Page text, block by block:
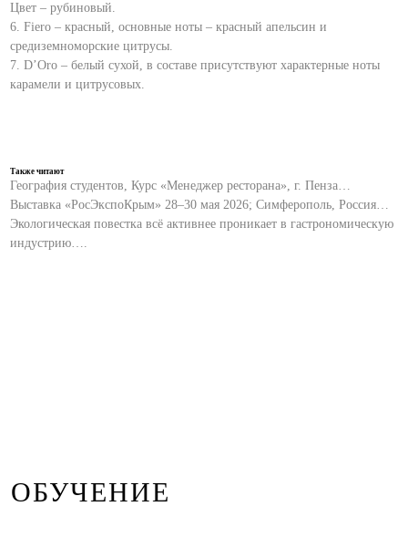
Цвет – рубиновый.­ ­
6. Fiero – красный, основные ноты – красный апельсин и
средиземноморские цитрусы.­
7. D’Oro – белый сухой, в составе присутствуют характерные ноты
карамели и цитрусовых.
Также читают
География студентов, Курс «Менеджер ресторана», г. Пенза…
Выставка «РосЭкспоКрым» 28–30 мая 2026; Симферополь, Россия…
Экологическая повестка всё активнее проникает в гастрономическую
индустрию….
ОБУЧЕНИЕ